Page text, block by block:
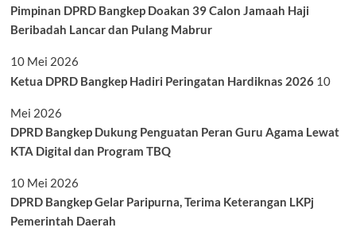
Pimpinan DPRD Bangkep Doakan 39 Calon Jamaah Haji
Beribadah Lancar dan Pulang Mabrur
10 Mei 2026
Ketua DPRD Bangkep Hadiri Peringatan Hardiknas 2026 10
Mei 2026
DPRD Bangkep Dukung Penguatan Peran Guru Agama Lewat
KTA Digital dan Program TBQ
10 Mei 2026
DPRD Bangkep Gelar Paripurna, Terima Keterangan LKPj
Pemerintah Daerah